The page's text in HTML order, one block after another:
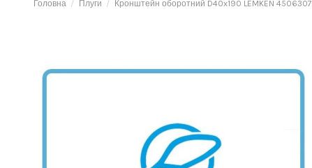
Головна Плуги Кронштейн оборотний D40x190 LEMKEN 4506307